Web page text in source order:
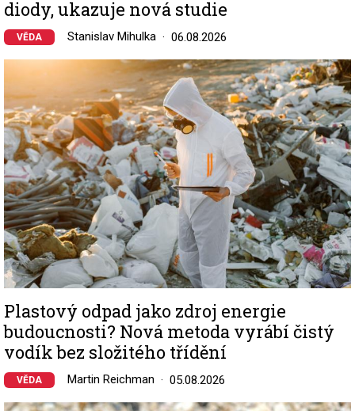
diody, ukazuje nová studie
VĚDA Stanislav Mihulka 06.08.2026
Image
Plastový odpad jako zdroj energie
budoucnosti? Nová metoda vyrábí čistý
vodík bez složitého třídění
VĚDA Martin Reichman 05.08.2026